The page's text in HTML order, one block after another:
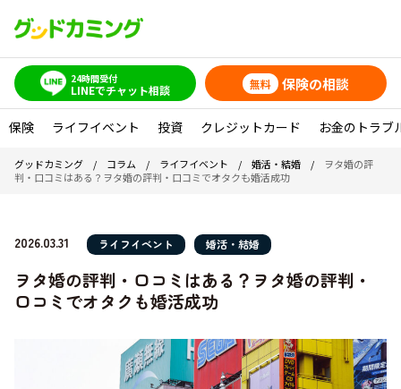
24時間受付
LINEでチャット相談 無料 保険の相談
保険 ライフイベント 投資 クレジットカード お金のトラブ
グッドカミング / コラム / ライフイベント / 婚活・結婚 / ヲタ婚の評
判・口コミはある？ヲタ婚の評判・口コミでオタクも婚活成功
2026.03.31 ライフイベント 婚活・結婚
ヲタ婚の評判・口コミはある？ヲタ婚の評判・
口コミでオタクも婚活成功